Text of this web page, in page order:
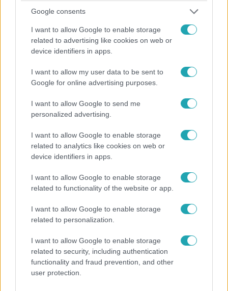
Google consents
I want to allow Google to enable storage
related to advertising like cookies on web or
device identifiers in apps.
I want to allow my user data to be sent to
Google for online advertising purposes.
I want to allow Google to send me
personalized advertising.
I want to allow Google to enable storage
related to analytics like cookies on web or
device identifiers in apps.
I want to allow Google to enable storage
related to functionality of the website or app.
I want to allow Google to enable storage
related to personalization.
I want to allow Google to enable storage
related to security, including authentication
functionality and fraud prevention, and other
user protection.
27 kilónyi, korábban elkobzott droggal próbálták a
rendőrök becserkészni a dílert, de az elvette a
kábítószert, majd elmenekült
Rosszul sikerült az álruhás művelet.
Belföld
A drogos énekesnő miatt állítólag egyre nehezebb
a hazai celebeknek kábítószerhez jutni
A dílerek kerülni kezdték a hazai sztárokat.